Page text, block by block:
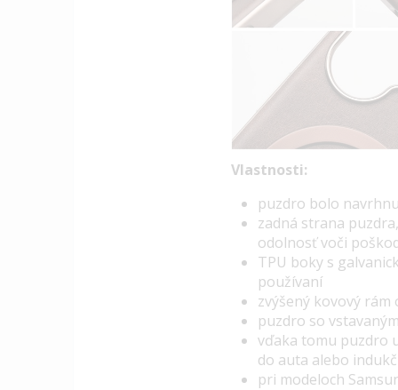
Vlastnosti:
puzdro bolo
zadná strana
odolnosť voči
TPU boky s
používaní
zvýšený kovový
puzdro so
vďaka tomu puzdro
do auta alebo
pri modeloch